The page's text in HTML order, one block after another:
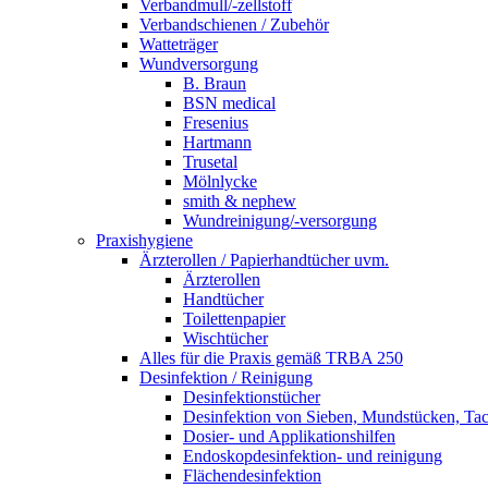
Verbandmull/-zellstoff
Verbandschienen / Zubehör
Watteträger
Wundversorgung
B. Braun
BSN medical
Fresenius
Hartmann
Trusetal
Mölnlycke
smith & nephew
Wundreinigung/-versorgung
Praxishygiene
Ärzterollen / Papierhandtücher uvm.
Ärzterollen
Handtücher
Toilettenpapier
Wischtücher
Alles für die Praxis gemäß TRBA 250
Desinfektion / Reinigung
Desinfektionstücher
Desinfektion von Sieben, Mundstücken,
Dosier- und Applikationshilfen
Endoskopdesinfektion- und reinigung
Flächendesinfektion